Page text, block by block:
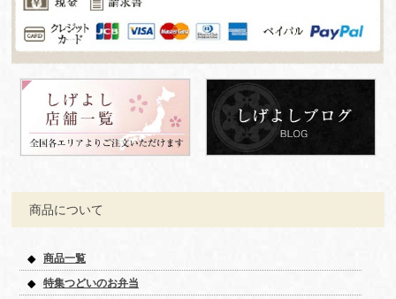
商品について
商品一覧
特集つどいのお弁当